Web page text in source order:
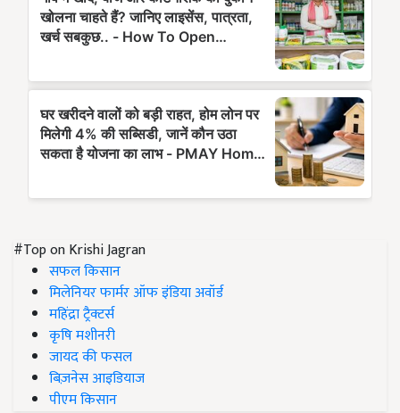
#Top on Krishi Jagran
सफल किसान
मिलेनियर फार्मर ऑफ इंडिया अवॉर्ड
महिंद्रा ट्रैक्टर्स
कृषि मशीनरी
जायद की फसल
बिज़नेस आइडियाज
पीएम किसान